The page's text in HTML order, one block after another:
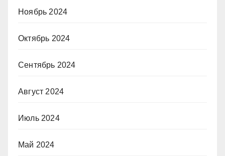
Ноябрь 2024
Октябрь 2024
Сентябрь 2024
Август 2024
Июль 2024
Май 2024